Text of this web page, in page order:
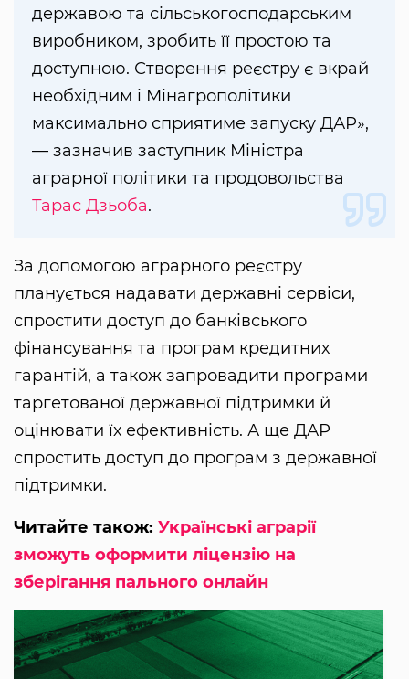
державою та сільськогосподарським
виробником, зробить її простою та
доступною. Створення реєстру є вкрай
необхідним і Мінагрополітики
максимально сприятиме запуску ДАР»,
— зазначив заступник Міністра
аграрної політики та продовольства
Тарас Дзьоба.
За допомогою аграрного реєстру
планується надавати державні сервіси,
спростити доступ до банківського
фінансування та програм кредитних
гарантій, а також запровадити програми
таргетованої державної підтримки й
оцінювати їх ефективність. А ще ДАР
спростить доступ до програм з державної
підтримки.
Читайте також: Українські аграрії
зможуть оформити ліцензію на
зберігання пального онлайн